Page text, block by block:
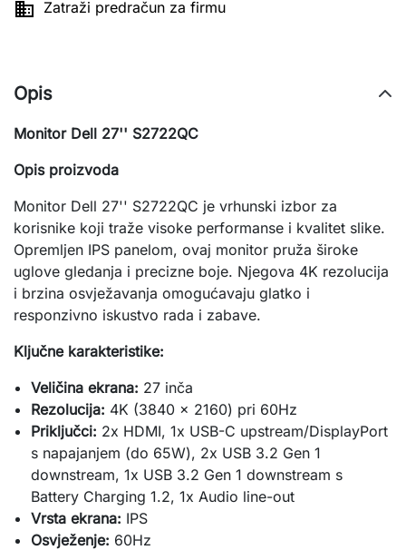
 Zatraži predračun za firmu
Opis
Monitor Dell 27'' S2722QC
Opis proizvoda
Monitor Dell 27'' S2722QC je vrhunski izbor za
korisnike koji traže visoke performanse i kvalitet slike.
Opremljen IPS panelom, ovaj monitor pruža široke
uglove gledanja i precizne boje. Njegova 4K rezolucija
i brzina osvježavanja omogućavaju glatko i
responzivno iskustvo rada i zabave.
Ključne karakteristike:
Veličina ekrana: 27 inča
Rezolucija: 4K (3840 x 2160) pri 60Hz
Priključci: 2x HDMI, 1x USB-C upstream/DisplayPort
s napajanjem (do 65W), 2x USB 3.2 Gen 1
downstream, 1x USB 3.2 Gen 1 downstream s
Battery Charging 1.2, 1x Audio line-out
Vrsta ekrana: IPS
Osvježenje: 60Hz